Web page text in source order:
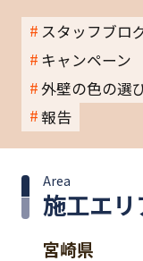
スタッフブロ
キャンペーン
外壁の色の選
報告
施工エリ
Area
宮崎県